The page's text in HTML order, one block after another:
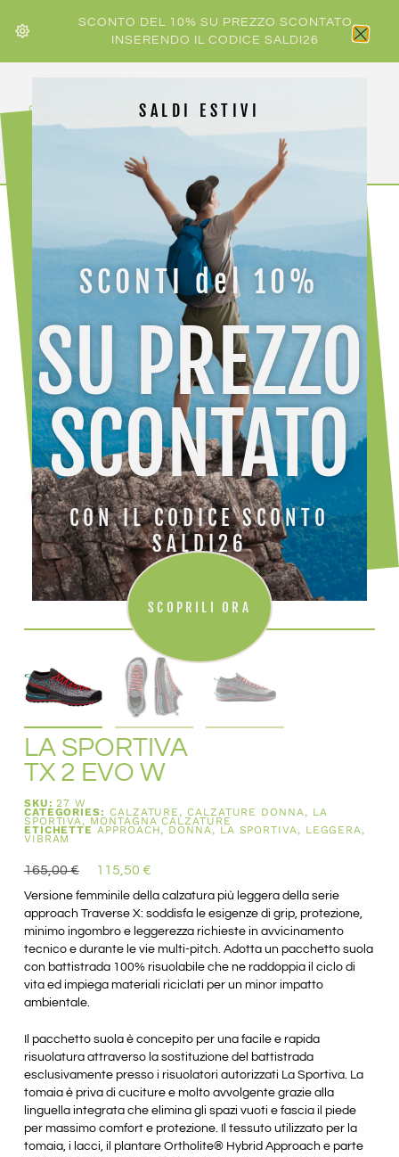
SCONTO DEL 10% SU PREZZO SCONTATO
INSERENDO IL CODICE SALDI26
HOME /LA SPORTIVA/ LA SPORTIVA TX 2 EVO W
LA SPORTIVA
TX 2 EVO W
SKU: 27 W
CATEGORIES: CALZATURE ,CALZATURE DONNA, LA
SPORTIVA, MONTAGNA CALZATURE
ETICHETTE APPROACH, DONNA, LA SPORTIVA, LEGGERA,
VIBRAM
165,00€ 115,50 €
Versione femminile della calzatura più leggera della serie
approach Traverse X: soddisfa le esigenze di grip, protezione,
minimo ingombro e leggerezza richieste in avvicinamento
tecnico e durante le vie multi-pitch. Adotta un pacchetto suola
con battistrada 100% risuolabile che ne raddoppia il ciclo di
vita ed impiega materiali riciclati per un minor impatto
ambientale.
Il pacchetto suola è concepito per una facile e rapida
risuolatura attraverso la sostituzione del battistrada
esclusivamente presso i risuolatori autorizzati La Sportiva. La
tomaia è priva di cuciture e molto avvolgente grazie alla
linguella integrata che elimina gli spazi vuoti e fascia il piede
per massimo comfort e protezione. Il tessuto utilizzato per la
tomaia, i lacci, il plantare Ortholite® Hybrid Approach e parte
SALDI ESTIVI
SCONTI del 10%
SU PREZZO
SCONTATO
CON IL CODICE SCONTO
SALDI26
SCOPRILI ORA